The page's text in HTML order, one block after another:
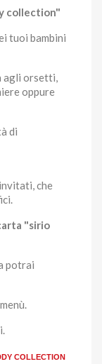
collection"
tuoi bambini
agli orsetti,
oppure
di
che
"sirio
potrai
COLLECTION